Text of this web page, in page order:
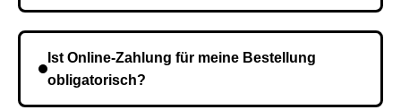
Kurierdienst und die Zeit hängt davon ab.
Ist Online-Zahlung für meine Bestellung
obligatorisch?